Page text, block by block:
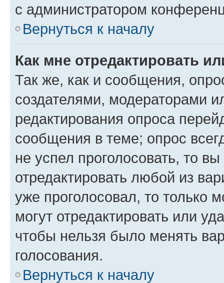
с администратором
Вернуться к началу
Как мне отредактировать
Так же, как и сообщения,
создателями, модераторами
редактирования опроса
сообщения в теме; опрос
не успел проголосовать, то
отредактировать любой из
уже проголосовал, то только
могут отредактировать или
чтобы нельзя было менять
голосования.
Вернуться к началу